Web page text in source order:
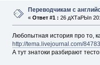
Переводчикам с
« Ответ #1 : 26 дХТаРЫп
Любопытная история про то,
http://tema.livejournal.com/
А тут знатоки разбирают